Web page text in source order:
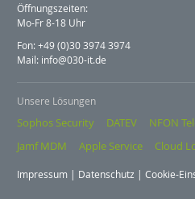
Öffnungszeiten:
Mo-Fr 8-18 Uhr
Fon: +49 (0)30 3974 3974
Mail: info@030-it.de
Unsere Lösungen
Sophos Security DATEV NFON
Jamf MDM
Apple Service Cloud
Impressum | Datenschutz |Cookie-